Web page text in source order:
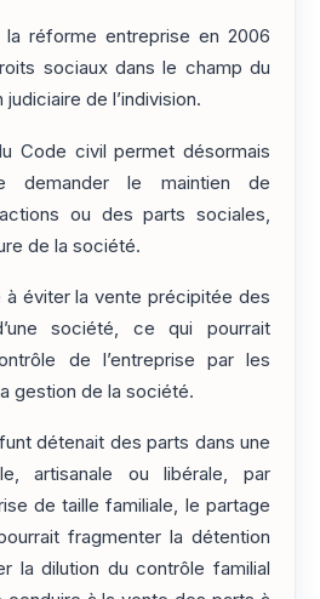
réforme entreprise en 2006
sociaux dans le champ du
de l’indivision.
Code civil permet désormais
demander le maintien de
ou des parts sociales,
de la société.
éviter la vente précipitée des
société, ce qui pourrait
de l’entreprise par les
gestion de la société.
détenait des parts dans une
artisanale ou libérale, par
de taille familiale, le partage
fragmenter la détention
la dilution du contrôle familial